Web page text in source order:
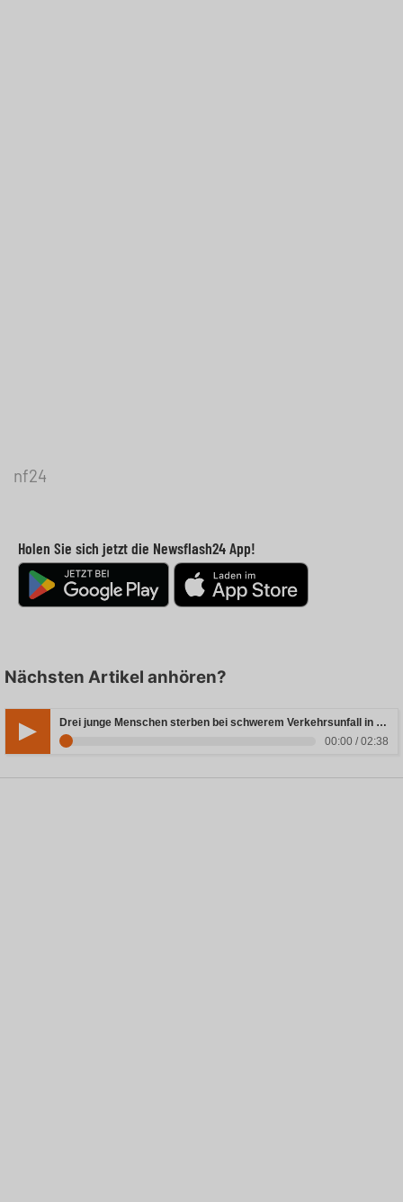
nf24
Holen Sie sich jetzt die Newsflash24 App!
Nächsten Artikel anhören?
Drei junge Menschen sterben bei schwerem Verkehrsunfall in Rheinland-Pfalz
00:00 / 02:38